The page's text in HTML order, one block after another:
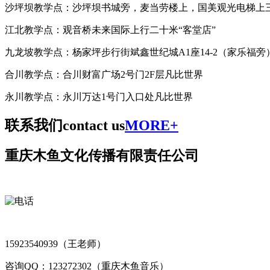
沙坪坝教学点：沙坪坝书城旁，麦当劳楼上，国美观光电梯上
江北教学点：观音桥未来国际上行二十米“客堂店”
九龙坡教学点：杨家坪步行街斌鑫世纪城A1座14-2（家乐福旁
合川教学点：合川财富广场2号门2F层凡比世界
永川教学点：永川万达1号门入口处凡比世界
联系我们contact usMORE+
重庆木鱼文化传播有限责任公司
15923540939（王老师）
咨询QQ：123272302（重庆木鱼音乐）